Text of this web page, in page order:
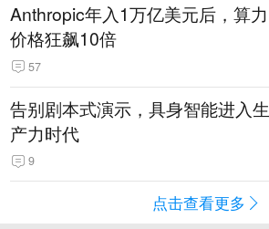
Anthropic年入1万亿美元后，算力
价格狂飙10倍
57
告别剧本式演示，具身智能进入生
产力时代
9
点击查看更多